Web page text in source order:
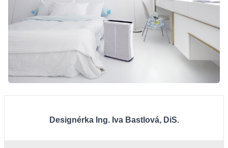
Designérka Ing. Iva Bastlová, DiS.